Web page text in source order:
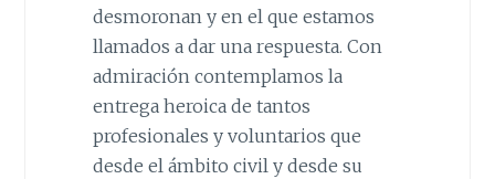
desmoronan y en el que estamos
llamados a dar una respuesta. Con
admiración contemplamos la
entrega heroica de tantos
profesionales y voluntarios que
desde el ámbito civil y desde su